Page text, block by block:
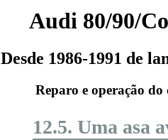
Audi 80/90/
Desde 1986-1991 de
Reparo e operação do
12.5. Uma asa